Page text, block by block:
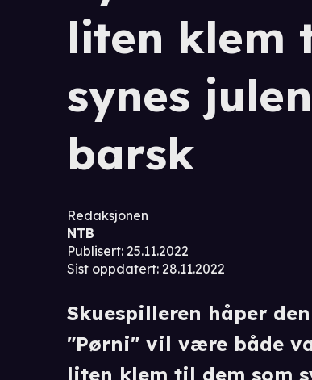
liten klem
synes
barsk
Redaksjonen
NTB
Publisert: 25.11.2022
Sist oppdatert: 28.11.2022
Skuespilleren håper
"Pørni" vil være både
liten klem til dem som